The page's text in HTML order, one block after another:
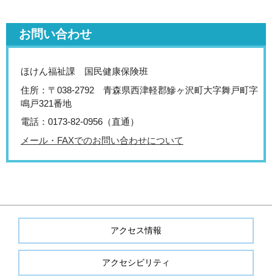
お問い合わせ
ほけん福祉課 国民健康保険班
住所：〒038-2792 青森県西津軽郡鰺ヶ沢町大字舞戸町字
鳴戸321番地
電話：0173-82-0956（直通）
メール・FAXでのお問い合わせについて
アクセス情報
アクセシビリティ